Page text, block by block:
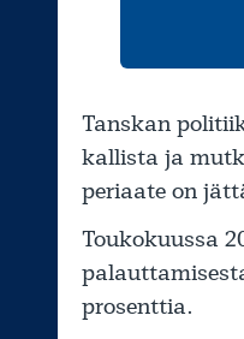
Tanskan
kallista ja
periaate on
Toukokuussa
prosenttia.